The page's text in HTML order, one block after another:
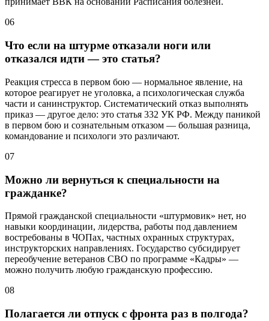
06
Что если на штурме отказали ноги или
отказался идти — это статья?
Реакция стресса в первом бою — нормальное явление, на
которое реагирует не уголовка, а психологическая служба
части и санинструктор. Систематический отказ выполнять
приказ — другое дело: это статья 332 УК РФ. Между паникой
в первом бою и сознательным отказом — большая разница,
командование и психологи это различают.
07
Можно ли вернуться к специальности на
гражданке?
Прямой гражданской специальности «штурмовик» нет, но
навыки координации, лидерства, работы под давлением
востребованы в ЧОПах, частных охранных структурах,
инструкторских направлениях. Государство субсидирует
переобучение ветеранов СВО по программе «Кадры» —
можно получить любую гражданскую профессию.
08
Полагается ли отпуск с фронта раз в полгода?